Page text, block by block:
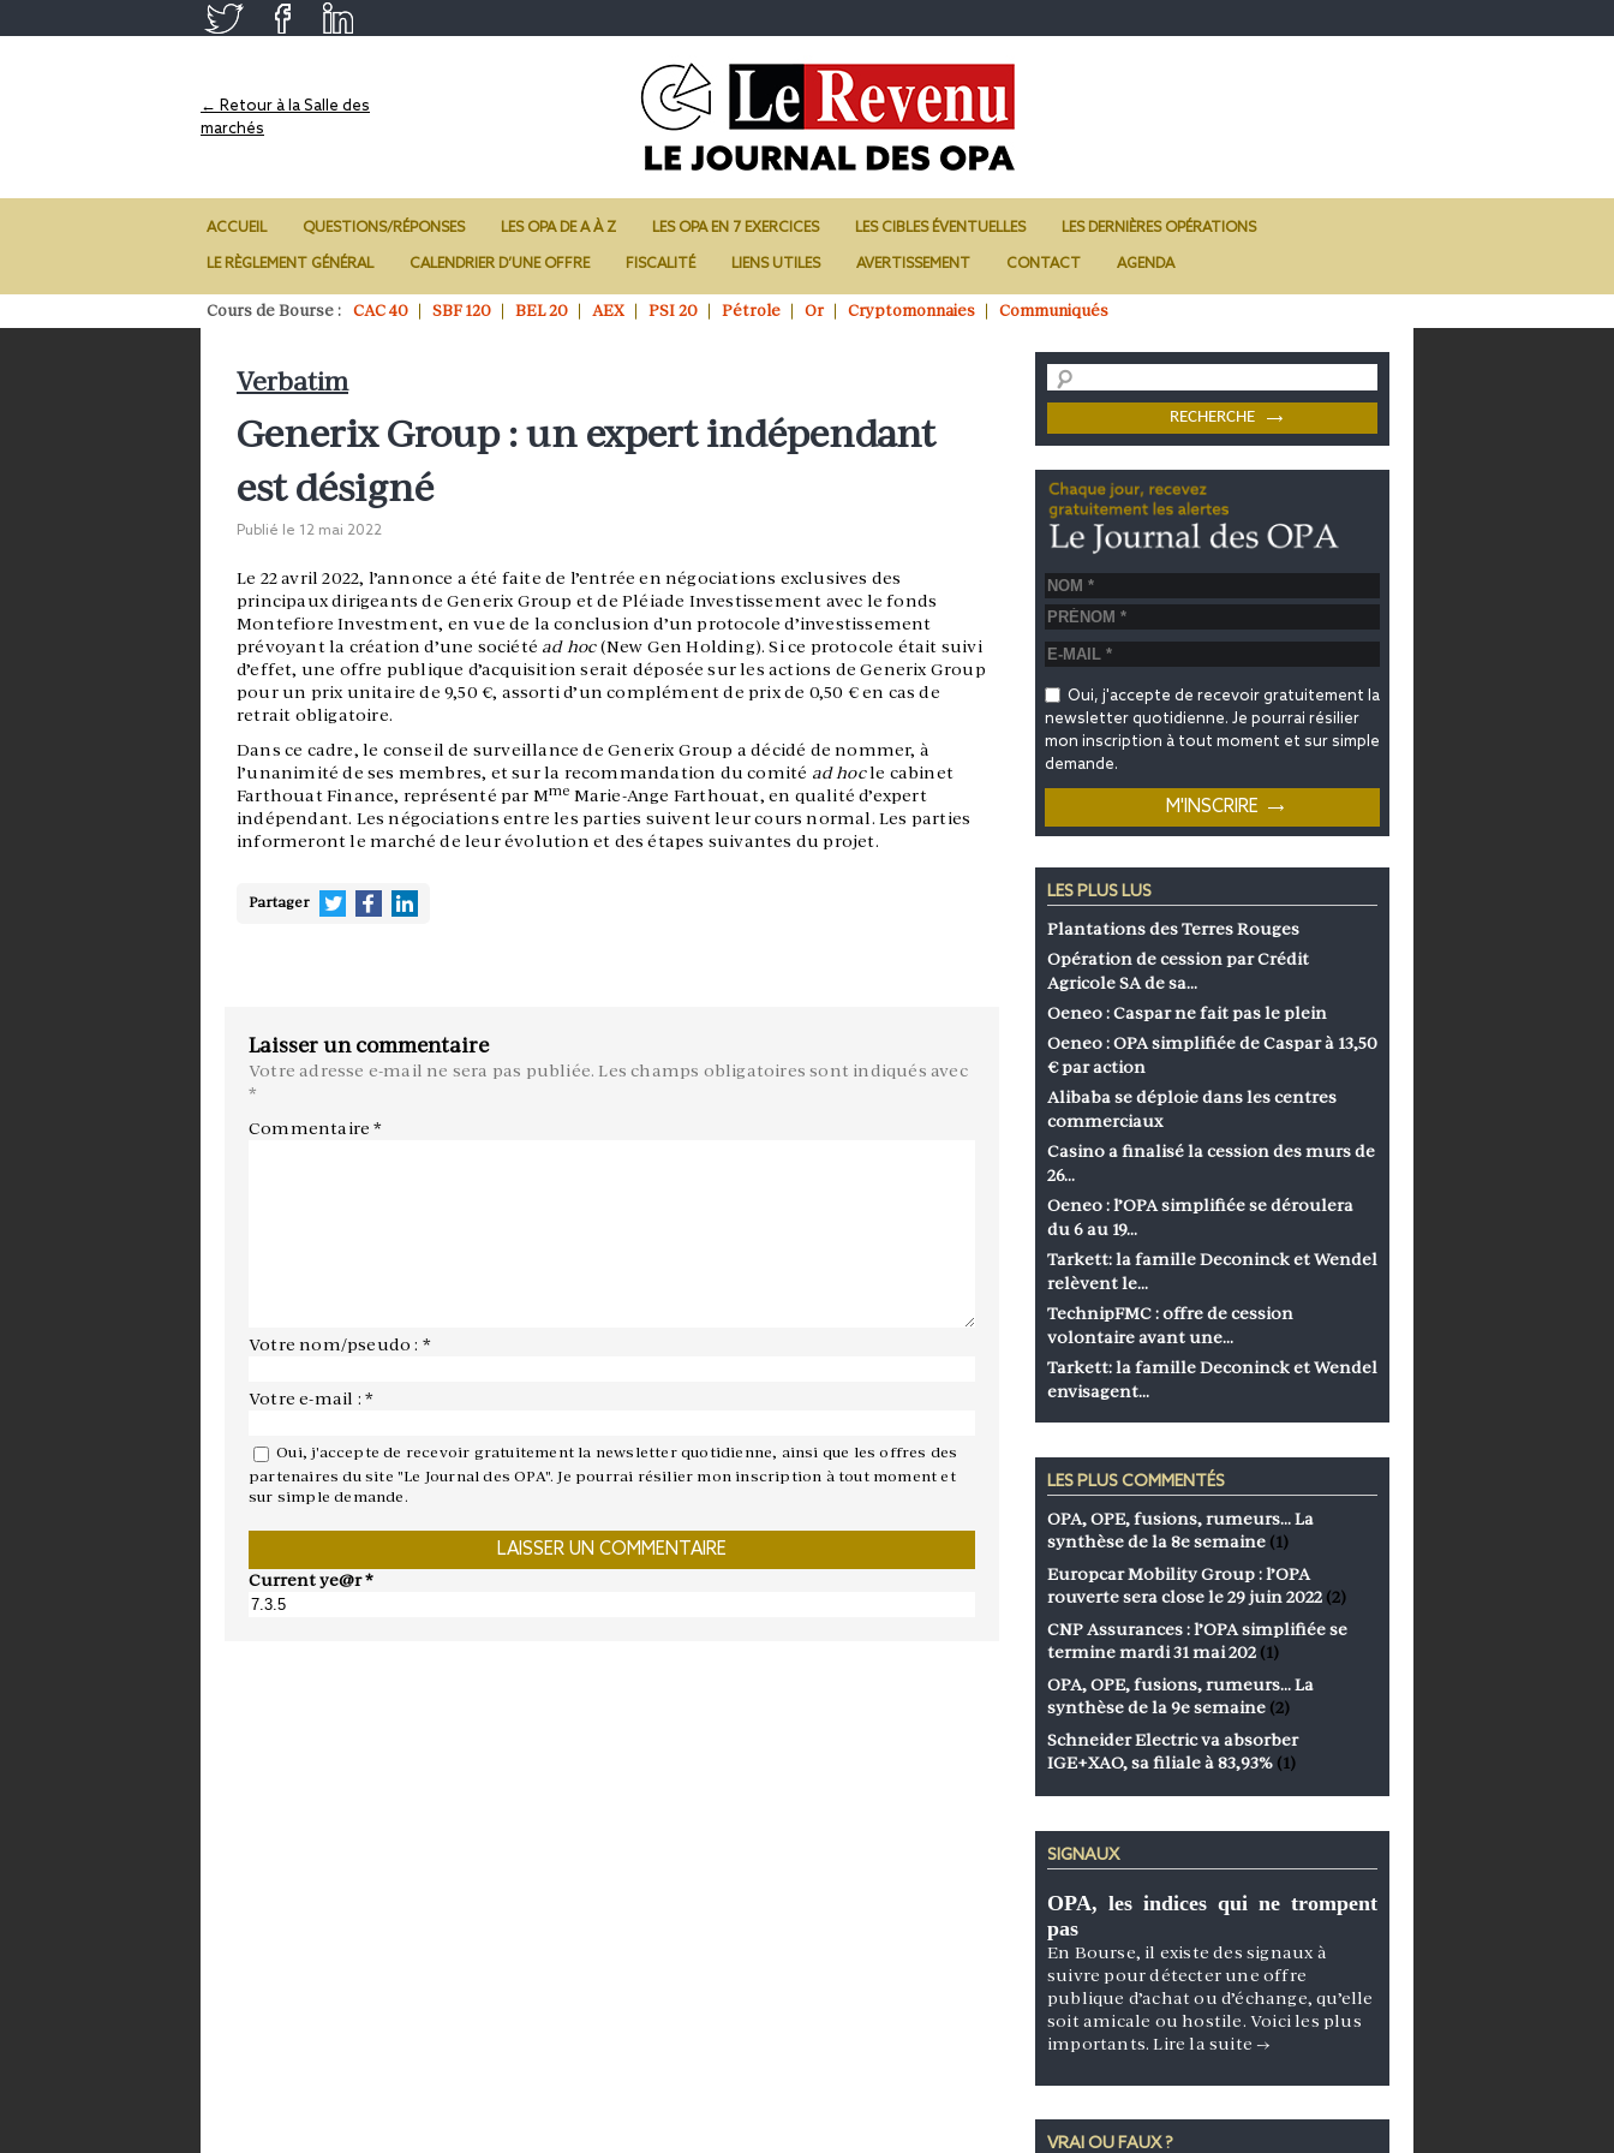
← Retour à la Salle des
marchés
ACCUEIL QUESTIONS/RÉPONSES LES OPA DE A À Z LES OPA EN 7 EXERCICES LES CIBLES ÉVENTUELLES LES DERNIÈRES OPÉRATIONS
LE RÈGLEMENT GÉNÉRAL CALENDRIER D’UNE OFFRE FISCALITÉ LIENS UTILES AVERTISSEMENT CONTACT AGENDA
Cours de Bourse : CAC 40 SBF 120 BEL 20 AEX PSI 20 Pétrole Or Cryptomonnaies Communiqués
Verbatim
Generix Group : un expert indépendant
est désigné
Publié le 12 mai 2022
Le 22 avril 2022, l’annonce a été faite de l’entrée en négociations exclusives des
principaux dirigeants de Generix Group et de Pléiade Investissement avec le fonds
Montefiore Investment, en vue de la conclusion d’un protocole d’investissement
prévoyant la création d’une société ad hoc(New Gen Holding). Si ce protocole était suivi
d’effet, une offre publique d’acquisition serait déposée sur les actions de Generix Group
pour un prix unitaire de 9,50 €, assorti d’un complément de prix de 0,50 € en cas de
retrait obligatoire.
Dans ce cadre, le conseil de surveillance de Generix Group a décidé de nommer, à
l’unanimité de ses membres, et sur la recommandation du comité ad hocle cabinet
Farthouat Finance, représenté par Mme Marie-Ange Farthouat, en qualité d’expert
indépendant. Les négociations entre les parties suivent leur cours normal. Les parties
informeront le marché de leur évolution et des étapes suivantes du projet.
Partager
Laisser un commentaire
Votre adresse e-mail ne sera pas publiée. Les champs obligatoires sont indiqués avec
*
Commentaire*
Votre nom/pseudo : *
Votre e-mail : *
Oui, j'accepte de recevoir gratuitement la newsletter quotidienne, ainsi que les offres des
partenaires du site "Le Journal des OPA". Je pourrai résilier mon inscription à tout moment et
sur simple demande.
Current ye@r*
Oui, j'accepte de recevoir gratuitement la
newsletter quotidienne. Je pourrai résilier
mon inscription à tout moment et sur simple
demande.
LES PLUS LUS
Plantations des Terres Rouges
Opération de cession par Crédit
Agricole SA de sa…
Oeneo : Caspar ne fait pas le plein
Oeneo : OPA simplifiée de Caspar à 13,50
€ par action
Alibaba se déploie dans les centres
commerciaux
Casino a finalisé la cession des murs de
26…
Oeneo : l’OPA simplifiée se déroulera
du 6 au 19…
Tarkett: la famille Deconinck et Wendel
relèvent le…
TechnipFMC : offre de cession
volontaire avant une…
Tarkett: la famille Deconinck et Wendel
envisagent…
LES PLUS COMMENTÉS
OPA, OPE, fusions, rumeurs… La
synthèse de la 8e semaine (1)
Europcar Mobility Group : l’OPA
rouverte sera close le 29 juin 2022 (2)
CNP Assurances : l’OPA simplifiée se
termine mardi 31 mai 202 (1)
OPA, OPE, fusions, rumeurs… La
synthèse de la 9e semaine (2)
Schneider Electric va absorber
IGE+XAO, sa filiale à 83,93% (1)
SIGNAUX
OPA, les indices qui ne trompent
pas
En Bourse, il existe des signaux à
suivre pour détecter une offre
publique d’achat ou d’échange, qu’elle
soit amicale ou hostile. Voici les plus
importants.Lire la suite →
VRAI OU FAUX ?